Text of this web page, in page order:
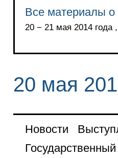
Все материалы о
20 − 21 мая 2014 года
20 мая
Новости